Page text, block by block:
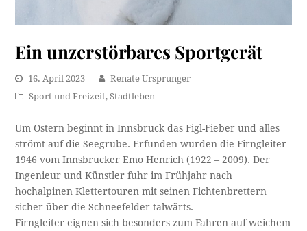
Ein unzerstörbares Sportgerät
16. April 2023
Renate Ursprunger
Sport und Freizeit,Stadtleben
Um Ostern beginnt in Innsbruck das Figl-Fieber und alles
strömt auf die Seegrube. Erfunden wurden die Firngleiter
1946 vom Innsbrucker Emo Henrich (1922 – 2009). Der
Ingenieur und Künstler fuhr im Frühjahr nach
hochalpinen Klettertouren mit seinen Fichtenbrettern
sicher über die Schneefelder talwärts.
Firngleiter eignen sich besonders zum Fahren auf weichem